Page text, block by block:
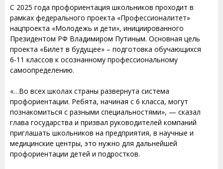
С 2025 года профориентация школьников проходит в
рамках федерального проекта «Профессионалитет»
нацпроекта «Молодежь и дети», инициированного
Президентом РФ Владимиром Путиным. Основная цель
проекта «Билет в будущее» – подготовка обучающихся
6-11 классов к осознанному профессиональному
самоопределению.
«…Во всех школах страны развернута система
профориентации. Ребята, начиная с 6 класса, могут
познакомиться с разными специальностями», — сказал
глава государства и призвал руководителей компаний
приглашать школьников на предприятия, в научные и
медицинские центры, это нужно для дальнейшей
профориентации детей и подростков.